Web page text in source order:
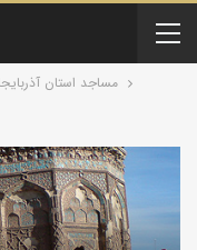
مساجد استان